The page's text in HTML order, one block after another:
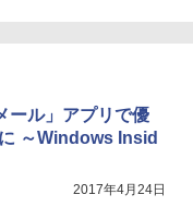
Scribe Colorsoft |
スプレイ、64GBスト
搭載、明るさ自動調
、プレミアムペン付
ール」アプリで優
～Windows Insid
2017年4月24日